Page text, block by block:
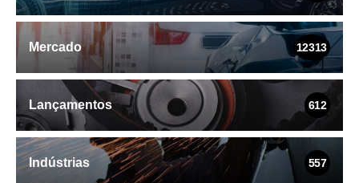
Mercado 12313
Lançamentos 612
Indústrias 557